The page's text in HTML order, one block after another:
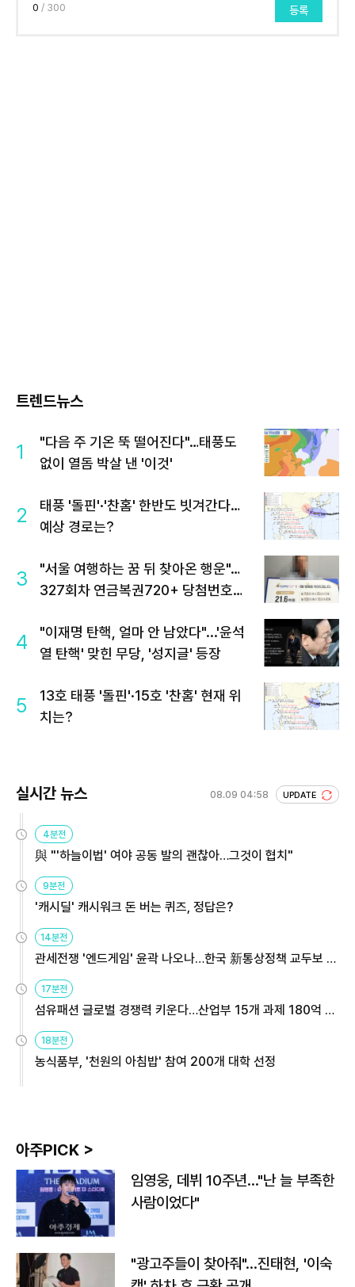
0 / 300 등록
트렌드뉴스
1
"다음 주 기온 뚝 떨어진다"…태풍도
없이 열돔 박살 낸 '이것'
2
태풍 '돌핀'·'찬홈' 한반도 빗겨간다…
예상 경로는?
3
"서울 여행하는 꿈 뒤 찾아온 행운"…
327회차 연금복권720+ 당첨번호조
4
"이재명 탄핵, 얼마 안 남았다"...'윤석
열 탄핵' 맞힌 무당, '성지글' 등장
5
13호 태풍 '돌핀'·15호 '찬홈' 현재 위
치는?
실시간 뉴스 08.09 04:58 UPDATE
4분전
與 "'하늘이법' 여야 공동 발의 괜찮아…그것이 협치"
9분전
'캐시딜' 캐시워크 돈 버는 퀴즈, 정답은?
14분전
관세전쟁 '엔드게임' 윤곽 나오나…한국 新통상정책 교두보 활
17분전
섬유패션 글로벌 경쟁력 키운다…산업부 15개 과제 180억 지
18분전
농식품부, '천원의 아침밥' 참여 200개 대학 선정
아주PICK >
임영웅, 데뷔 10주년…"난 늘 부족한
사람이었다"
"광고주들이 찾아줘"…진태현, '이숙